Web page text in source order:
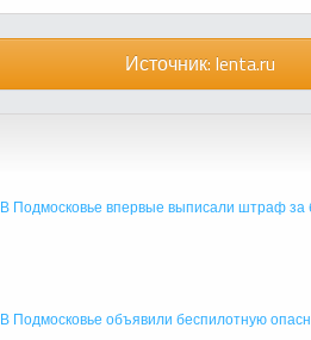
Источник: lenta.ru
В Подмосковье впервые выписали штраф за
В Подмосковье объявили беспилотную